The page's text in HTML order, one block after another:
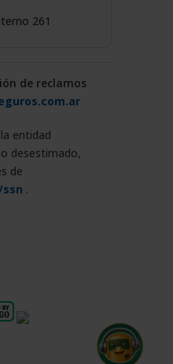
261
de reclamos
entidad
desestimado,
de
.